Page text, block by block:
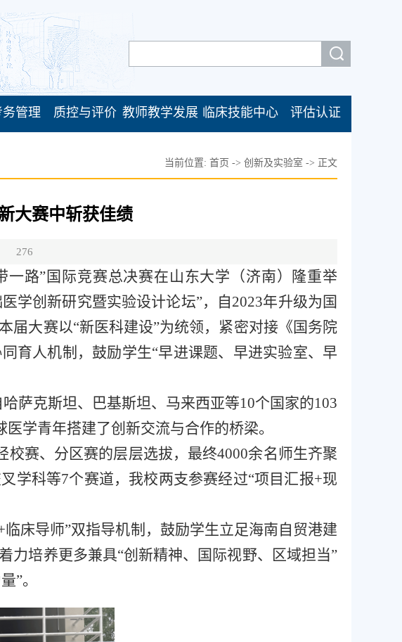
务管理 质控与评价 教师教学发展 临床技能中心 评估认证
当前位置: 首页 -> 创新及实验室 -> 正文
大赛中斩获佳绩
276
路”国际竞赛总决赛在山东大学（济南）隆重举
学创新研究暨实验设计论坛”，自2023年升级为国
届大赛以“新医科建设”为统领，紧密对接《国务院
育人机制，鼓励学生“早进课题、早进实验室、早
萨克斯坦、巴基斯坦、马来西亚等10个国家的103
学青年搭建了创新交流与合作的桥梁。
赛、分区赛的层层选拔，最终4000余名师生齐聚
学科等7个赛道，我校两支参赛经过“项目汇报+现
床导师”双指导机制，鼓励学生立足海南自贸港建
力培养更多兼具“创新精神、国际视野、区域担当”
”。